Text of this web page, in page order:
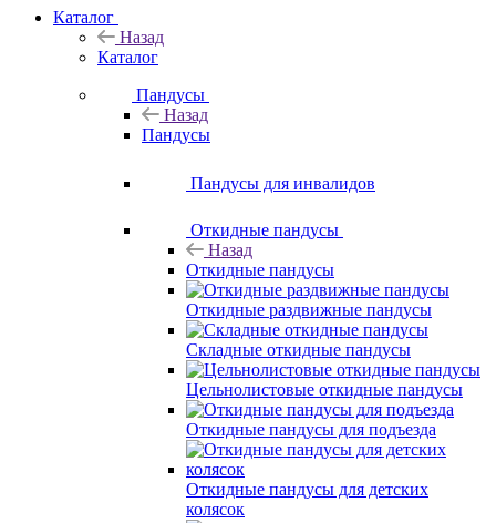
Каталог
Назад
Каталог
Пандусы
Назад
Пандусы
Пандусы для инвалидов
Откидные пандусы
Назад
Откидные пандусы
Откидные раздвижные пандусы
Складные откидные пандусы
Цельнолистовые откидные пандусы
Откидные пандусы для подъезда
Откидные пандусы для детских
колясок